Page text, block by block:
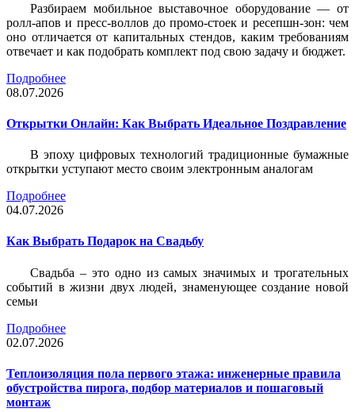
Разбираем мобильное выставочное оборудование — от
ролл-апов и пресс-воллов до промо-стоек и ресепшн-зон: чем
оно отличается от капитальных стендов, каким требованиям
отвечает и как подобрать комплект под свою задачу и бюджет.
Подробнее
08.07.2026
Открытки Онлайн: Как Выбрать Идеальное Поздравление
В эпоху цифровых технологий традиционные бумажные
открытки уступают место своим электронным аналогам
Подробнее
04.07.2026
Как Выбрать Подарок на Свадьбу
Свадьба – это одно из самых значимых и трогательных
событий в жизни двух людей, знаменующее создание новой
семьи
Подробнее
02.07.2026
Теплоизоляция пола первого этажа: инженерные правила
обустройства пирога, подбор материалов и пошаговый
монтаж